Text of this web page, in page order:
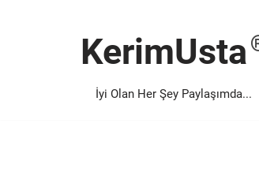
KerimUsta
İyi Olan Her Şey Paylaşımda...